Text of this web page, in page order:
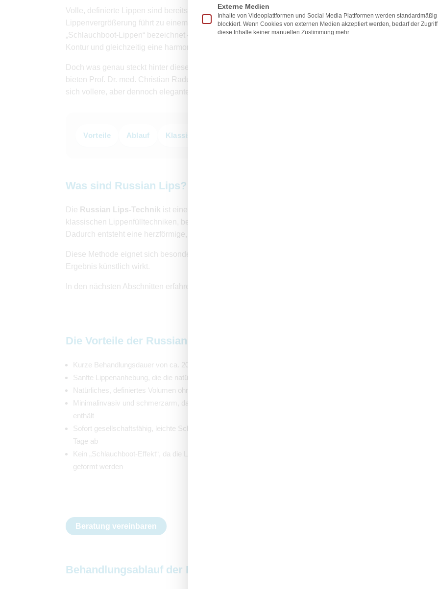
Volle, definierte Lippen sind bereits seit Jahren ein Schönheitsideal, das immer mehr Menschen für sich
Lippenvergrößerung führt zu einem ästhetisch ansprechenden und natürlichen Ergebnis. Gerade
„Schlauchboot-Lippen“ bezeichnet – schrecken viele ab. DieRussian Lips-Technik
Kontur und gleichzeitig eine harmonische, natürliche Lippenform.
Doch was genau steckt hinter dieser Methode? Warum ist sie so beliebt und für wen ist sie geeignet? In der
bieten Prof. Dr. med. Christian Radu und Dr. med. Susanne Hüttinger eine individuelle Beratung und
sich vollere, aber dennoch elegante Lippen wünschen.
Vorteile Ablauf Klassische Lipfiller
Was sind Russian Lips?
Die Russian Lips-Technik ist eine spezielle Methode zum
klassischen Lippenfülltechniken, bei denen das Volumen eher in die Breite geht, sorgt diese Technik für
Dadurch entsteht eine herzförmige, definierte Lippe, ohne dass die Lippen unnatürlich nach vorne wölben.
Diese Methode eignet sich besonders für Patientinnen und Patienten, die ihre
Ergebnis künstlich wirkt.
In den nächsten Abschnitten erfahren Sie mehr über die Vorteile und den Behandlungsablauf der Russian
Die Vorteile der Russian Lips-Methode
Kurze Behandlungsdauer von ca. 20–30 Minuten
Sanfte Lippenanhebung, die die natürliche Form unterstreicht
Natürliches, definiertes Volumen ohne künstlich wirkende Lippen
Minimalinvasiv und schmerzarm, da der Filler feine Betäubungsmittel
enthält
Sofort gesellschaftsfähig, leichte Schwellungen klingen innerhalb weniger
Tage ab
Kein „Schlauchboot-Effekt“, da die Lippen nach oben statt nach vorne
geformt werden
Beratung vereinbaren
Behandlungsablauf der Russian Lips-Technik
Externe Medien
Inhalte von Videoplattformen und Social Media Plattformen werden standardmäßig
blockiert. Wenn Cookies von externen Medien akzeptiert werden, bedarf der Zugriff
diese Inhalte keiner manuellen Zustimmung mehr.